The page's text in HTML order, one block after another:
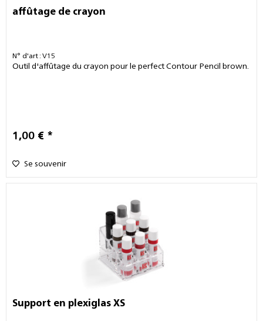
affûtage de crayon
N° d'art : V15
Outil d'affûtage du crayon pour le perfect Contour Pencil brown.
1,00 € *
Se souvenir
Support en plexiglas XS